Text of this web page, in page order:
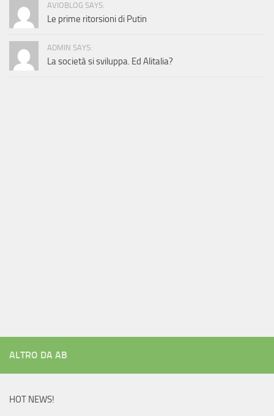
AVIOBLOG SAYS:
Le prime ritorsioni di Putin
ADMIN SAYS:
La società si sviluppa. Ed Alitalia?
ALTRO DA AB
HOT NEWS!